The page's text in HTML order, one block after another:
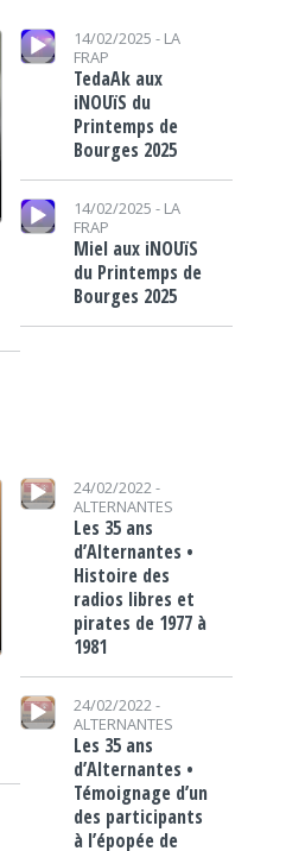
Lecteur audio 14/02/2025 - LA
FRAP
TedaAk aux
iNOUïS du
Printemps de
Bourges 2025
Lecteur audio
14/02/2025 - LA
FRAP
Miel aux iNOUïS
du Printemps de
Bourges 2025
Lecteur audio
24/02/2022 -
ALTERNANTES
Les 35 ans
d’Alternantes •
Histoire des
radios libres et
pirates de 1977 à
1981
Lecteur audio
24/02/2022 -
ALTERNANTES
Les 35 ans
d’Alternantes •
Témoignage d’un
des participants
à l’épopée de